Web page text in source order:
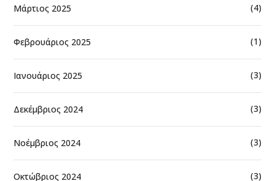
Μάρτιος 2025 (4)
Φεβρουάριος 2025 (1)
Ιανουάριος 2025 (3)
Δεκέμβριος 2024 (3)
Νοέμβριος 2024 (3)
Οκτώβριος 2024 (3)